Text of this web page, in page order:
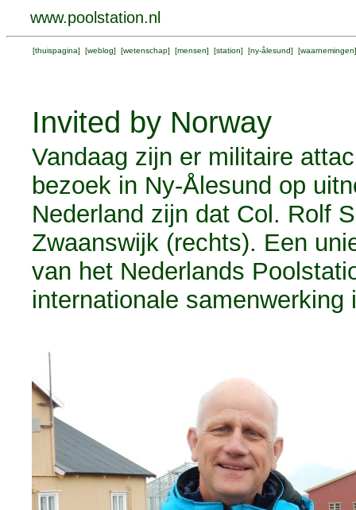
www.poolstation.nl
[thuispagina] [weblog] [wetenschap] [mensen] [station] [ny-ålesund] [waarnemingen
Invited by Norway
Vandaag zijn er militaire
bezoek in Ny-Ålesund op
Nederland zijn dat Col. Rolf
Zwaanswijk (rechts). Een
van het Nederlands
internationale samenwerking